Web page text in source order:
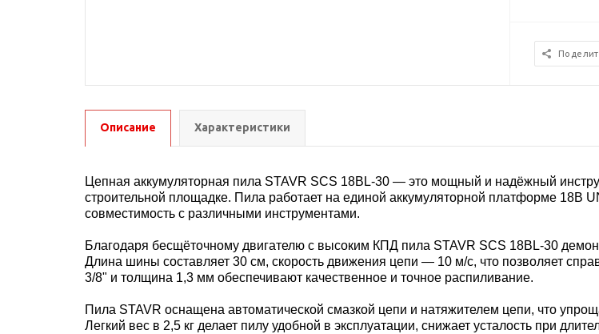
Описание Характеристики
Цепная аккумуляторная пила STAVR SCS 18BL-30 — это мощный и надёжный
строительной площадке. Пила работает на единой аккумуляторной платформе 18В
совместимость с различными инструментами.
Благодаря бесщёточному двигателю с высоким КПД пила STAVR SCS 18BL-30
Длина шины составляет 30 см, скорость движения цепи — 10 м/с, что позволяет
3/8" и толщина 1,3 мм обеспечивают качественное и точное распиливание.
Пила STAVR оснащена автоматической смазкой цепи и натяжителем цепи, что
Легкий вес в 2,5 кг делает пилу удобной в эксплуатации, снижает усталость при